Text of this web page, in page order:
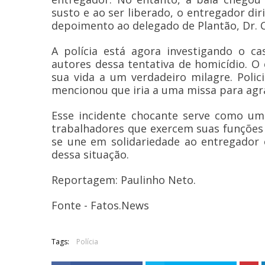
susto e ao ser liberado, o entregador
depoimento ao delegado de Plantão, Dr.
A polícia está agora investigando o
autores dessa tentativa de homicídio.
sua vida a um verdadeiro milagre.
mencionou que iria a uma missa para
Esse incidente chocante serve como
trabalhadores que exercem suas
se une em solidariedade ao
dessa situação.
Reportagem: Paulinho Neto.
Fonte - Fatos.News
Tags: Polícia